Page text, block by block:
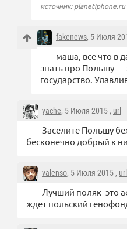
источник: planetiphone.ru
fakenews, 5 Июля
маша, все что в
знать про Польшу —
государство.
yache, 5 Июля 2015 , url
Заселите Польшу
бесконечно добрый к
valenso, 5 Июля 2015 , url
Лучший поляк -это
ждет польский